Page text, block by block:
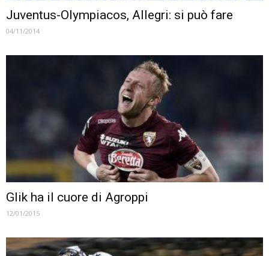
Juventus-Olympiacos, Allegri: si può fare
04/11/2014
Glik ha il cuore di Agroppi
12/01/2015